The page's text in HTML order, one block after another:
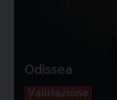
Odissea
Valutazione